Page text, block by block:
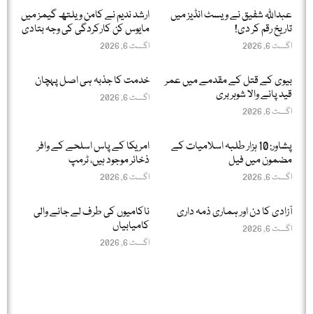
عبداللّٰہ شفیق نے ویسٹ انڈیز میں
تاریخ رقم کر دی!
اگست 6, 2026
ارشد ندیم نے کامن ویلتھ گیمز میں
مایوس کن کارکردگی کی وجہ بتادی
اگست 6, 2026
بیوی کے قتل کے مقدمے میں عمر
قید پانے والا شوہر بری
اگست 6, 2026
خدمت کا جذبہ ہی اصل پہچان
اگست 6, 2026
پشاور: 10 ہزار طلبہ اسلامیات کے
مضمون میں فیل
اگست 6, 2026
امریکا کے پاس اسلحے کے وافر
ذخائر موجود ہیں، ٹرمپ
اگست 6, 2026
آزادی کا دن اور ہماری ذمہ داری
اگست 6, 2026
ناکامیوں کی طرف لے جانے والی
کامیابیاں
اگست 6, 2026